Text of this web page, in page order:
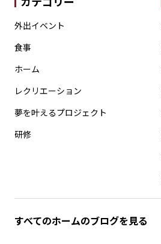
外出イベント
食事
ホーム
レクリエーション
夢を叶えるプロジェクト
研修
すべてのホームのブログを見る